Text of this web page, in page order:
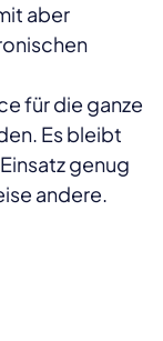
aber
für die ganze
Es bleibt
genug
andere.